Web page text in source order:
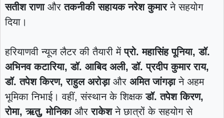
सतीश राणाऔरतकनीकी सहायक नरेश कुमारने सहयोग
दिया।
हरियाणवी न्यूज लैटर की तैयारी मेंप्रो. महासिंह पूनिया, डॉ.
अभिनव कटारिया, डॉ. आबिद अली, डॉ. प्रदीप कुमार राय,
डॉ. तपेश किरण, राहुल अरोड़ाऔर अमित जांगड़ाने अहम
भूमिका निभाई। वहीं, संस्थान के शिक्षकडॉ. तपेश किरण,
रोमा, ऋतु, मोनिकाऔरराकेशने छात्रों के सहयोग से